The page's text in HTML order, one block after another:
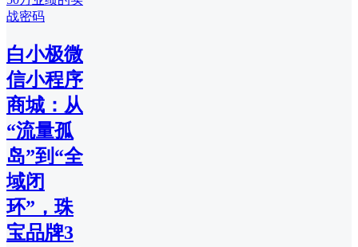
白小极微
信小程序
商城：从
“流量孤
岛”到“全
域闭
环”，珠
宝品牌3